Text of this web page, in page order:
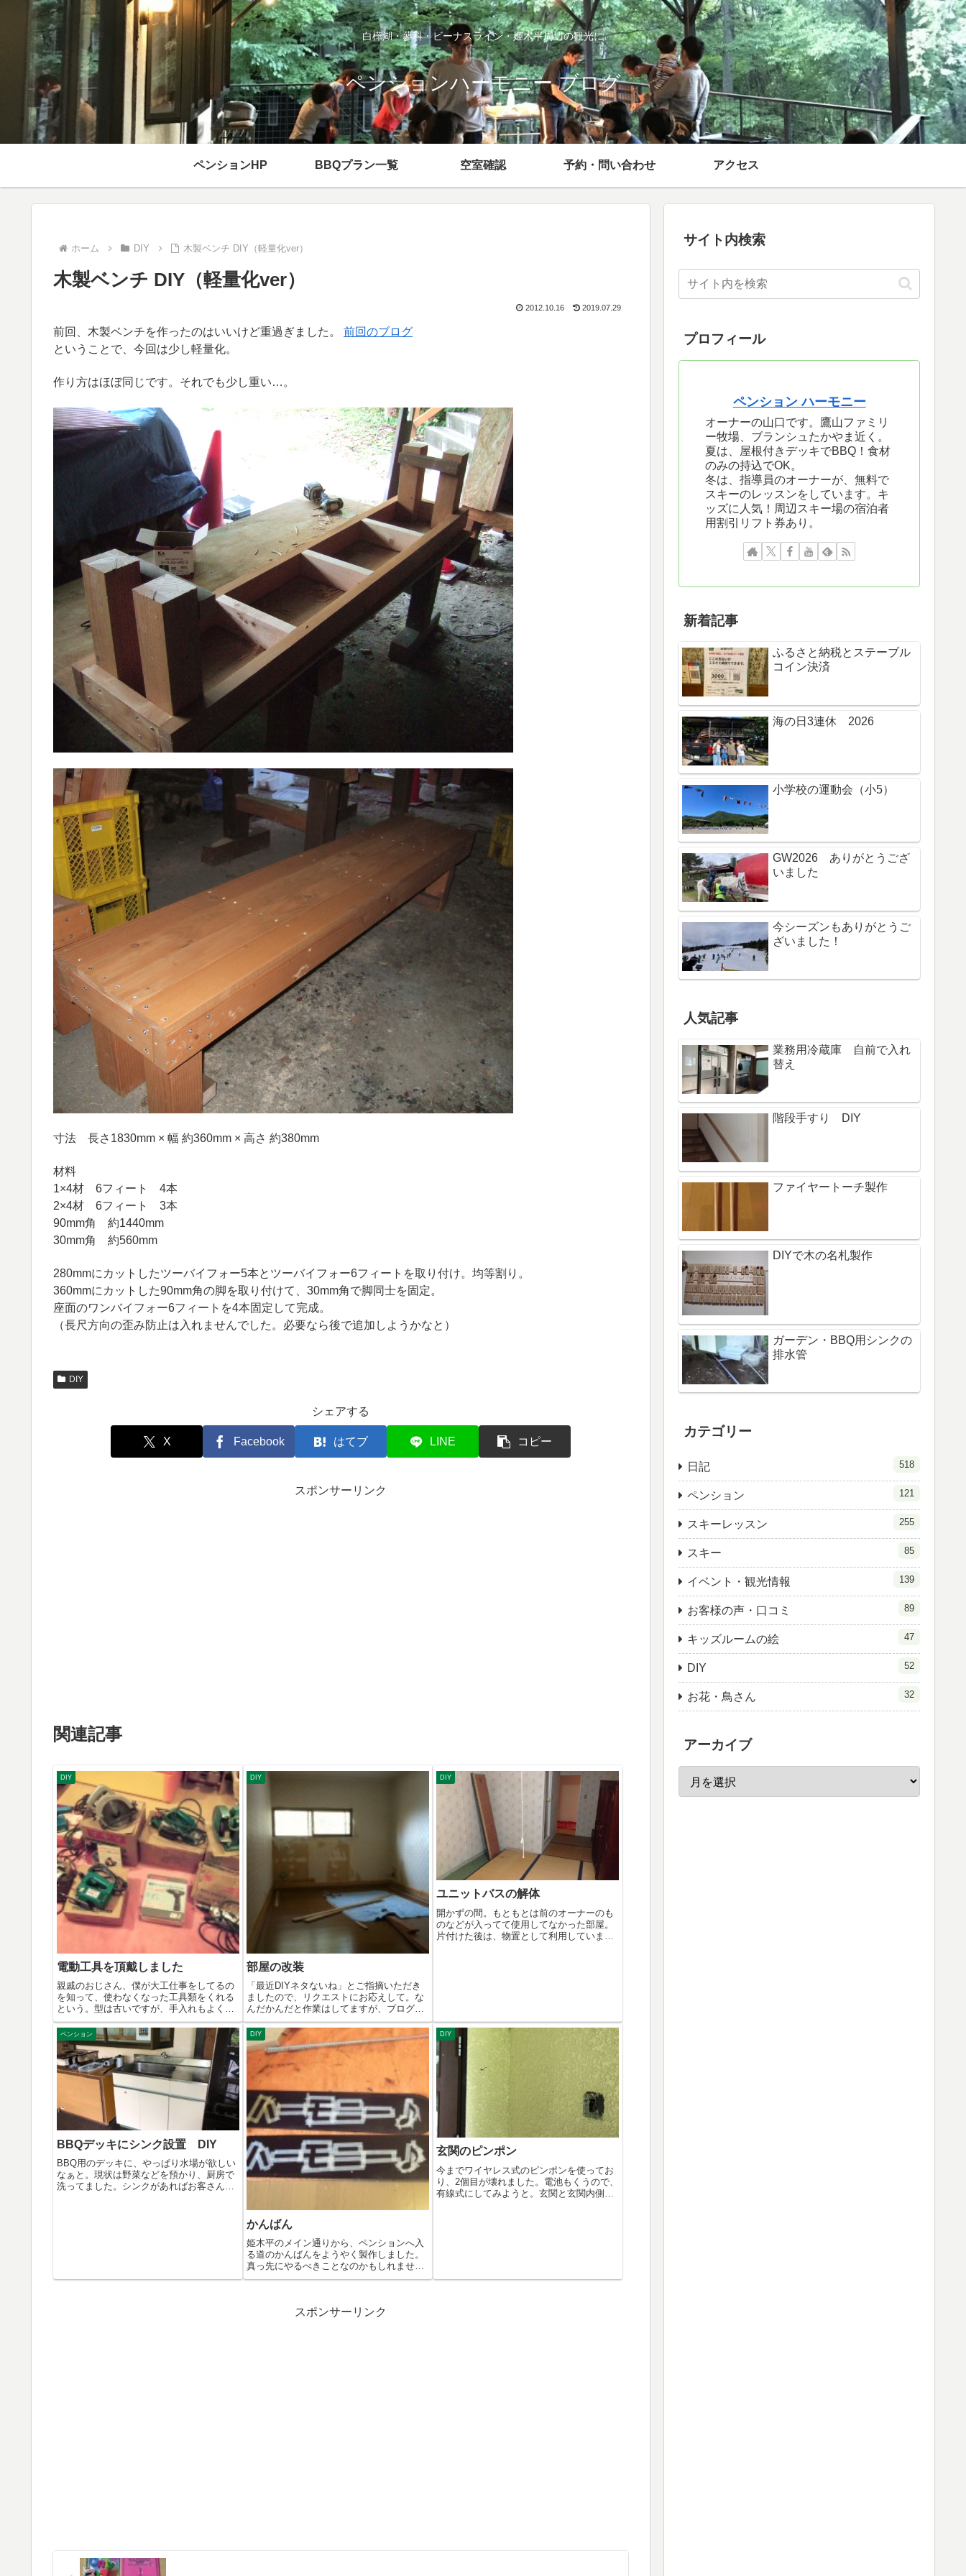
白樺湖・蓼科・ビーナスライン・姫木平周辺の観光に
ペンションハーモニー ブログ
ペンションHP BBQプラン一覧 空室確認 予約・問い合わせ アクセス
ホーム DIY 木製ベンチ DIY（軽量化ver）
木製ベンチ DIY（軽量化ver）
2012.10.16 2019.07.29
前回、木製ベンチを作ったのはいいけど重過ぎました。 前回のブログ
ということで、今回は少し軽量化。
作り方はほぼ同じです。それでも少し重い…。
寸法 長さ1830mm × 幅 約360mm × 高さ 約380mm
材料
1×4材 6フィート 4本
2×4材 6フィート 3本
90mm角 約1440mm
30mm角 約560mm
280mmにカットしたツーバイフォー5本とツーバイフォー6フィートを取り付け。均等割り。
360mmにカットした90mm角の脚を取り付けて、30mm角で脚同士を固定。
座面のワンバイフォー6フィートを4本固定して完成。
（長尺方向の歪み防止は入れませんでした。必要なら後で追加しようかなと）
DIY
シェアする
X Facebook はてブ LINE コピー
スポンサーリンク
関連記事
DIY
電動工具を頂戴しました
親戚のおじさん、僕が大工仕事をしてるの
を知って、使わなくなった工具類をくれる
という。型は古いですが、手入れもよくい
い状態...
DIY
部屋の改装
「最近DIYネタないね」とご指摘いただき
ましたので、リクエストにお応えして。な
んだかんだと作業はしてますが、ブログの
ネタ...
DIY
ユニットバスの解体
開かずの間。もともとは前のオーナーのも
のなどが入ってて使用してなかった部屋。
片付けた後は、物置として利用していまし
ペンション
BBQデッキにシンク設置 DIY
BBQ用のデッキに、やっぱり水場が欲しい
なぁと。現状は野菜などを預かり、厨房で
洗ってました。シンクがあればお客さん自
DIY
かんばん
姫木平のメイン通りから、ペンションへ入
る道のかんばんをようやく製作しました。
真っ先にやるべきことなのかもしれません
が、今...
DIY
玄関のピンポン
今までワイヤレス式のピンポンを使ってお
り、2個目が壊れました。電池もくうので、
有線式にしてみようと。玄関と玄関内側
スポンサーリンク
サイト内検索
プロフィール
ペンション ハーモニー
オーナーの山口です。鷹山ファミリ
ー牧場、ブランシュたかやま近く。
夏は、屋根付きデッキでBBQ！食材
のみの持込でOK。
冬は、指導員のオーナーが、無料で
スキーのレッスンをしています。キ
ッズに人気！周辺スキー場の宿泊者
用割引リフト券あり。
新着記事
ふるさと納税とステーブル
コイン決済
海の日3連休 2026
小学校の運動会（小5）
GW2026 ありがとうござ
いました
今シーズンもありがとうご
ざいました！
人気記事
業務用冷蔵庫 自前で入れ
替え
階段手すり DIY
ファイヤートーチ製作
DIYで木の名札製作
ガーデン・BBQ用シンクの
排水管
カテゴリー
日記 518
ペンション 121
スキーレッスン 255
スキー 85
イベント・観光情報 139
お客様の声・口コミ 89
キッズルームの絵 47
DIY 52
お花・鳥さん 32
アーカイブ